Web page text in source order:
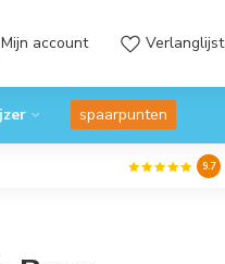
Mijn account Verlanglijst
spaarpunten
9.7